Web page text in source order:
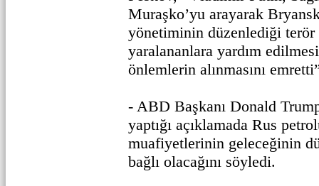
Muraşko’yu arayarak
yönetiminin düzenlediği terör
yaralananlara yardım
önlemlerin alınmasını
- ABD Başkanı Donald
yaptığı açıklamada Rus
muafiyetlerinin geleceğinin
bağlı olacağını söyledi.